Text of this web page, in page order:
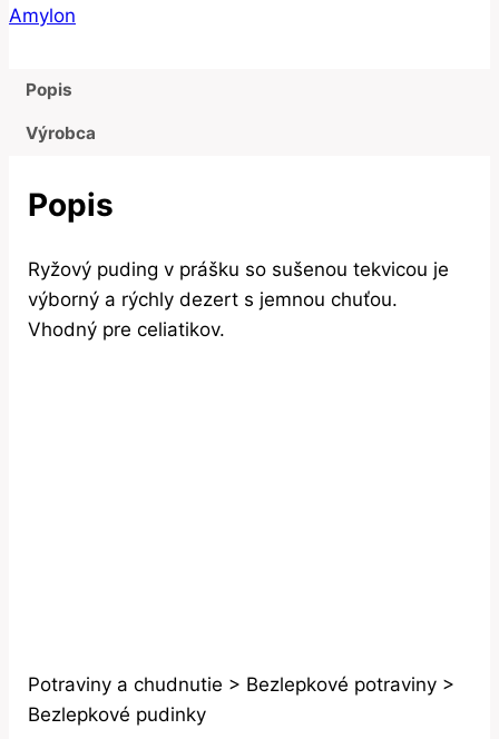
Amylon
Popis
Výrobca
Popis
Ryžový puding v prášku so sušenou tekvicou je
výborný a rýchly dezert s jemnou chuťou.
Vhodný pre celiatikov.
Potraviny a chudnutie > Bezlepkové potraviny >
Bezlepkové pudinky